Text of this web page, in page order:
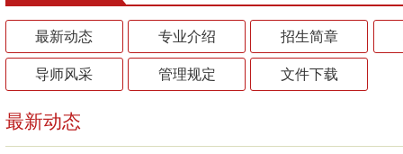
最新动态 专业介绍 招生简章
导师风采 管理规定 文件下载
最新动态